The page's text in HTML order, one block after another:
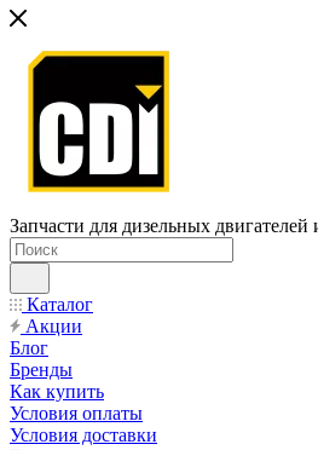
Запчасти для дизельных
Каталог
Акции
Блог
Бренды
Как купить
Условия оплаты
Условия доставки